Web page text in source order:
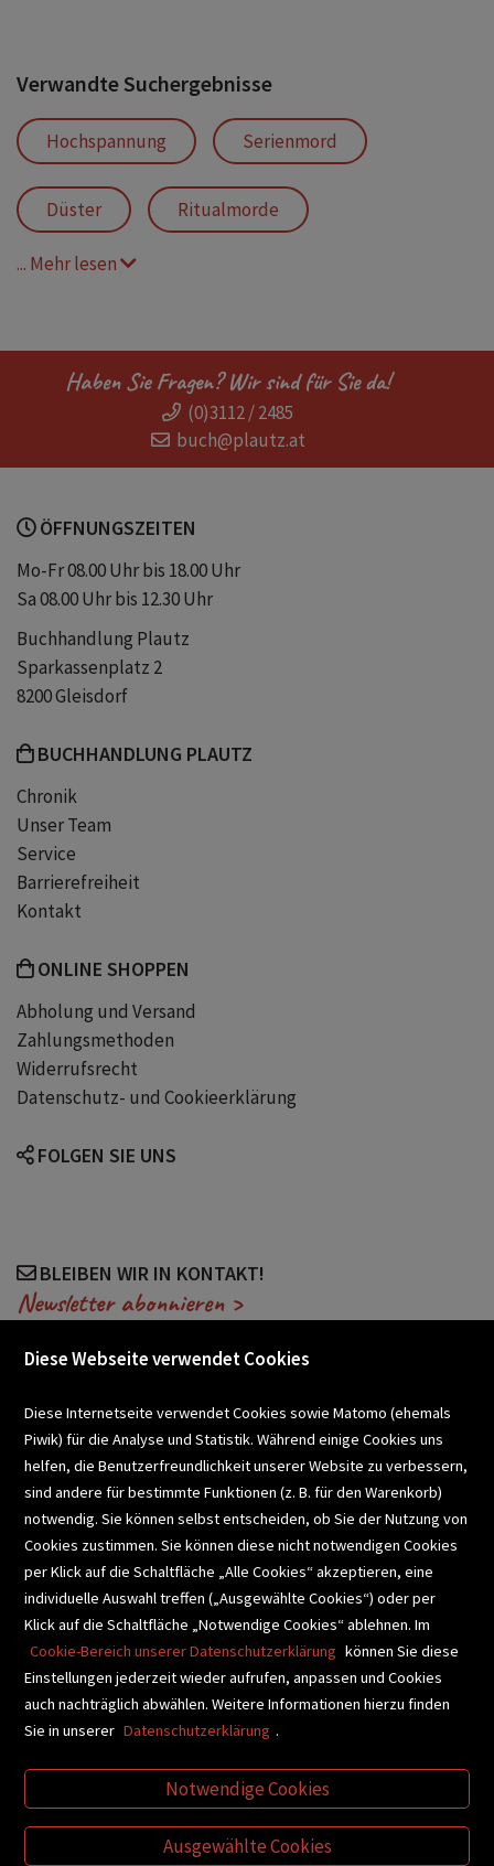
Verwandte Suchergebnisse
Hochspannung Serienmord
Düster Ritualmorde
Dolomiten
Familiengeheimnis Psychopath
alpine Steilwände Nervenkitzel
... Mehr lesen
Haben Sie Fragen? Wir sind für Sie da!
(0)3112 / 2485
buch@plautz.at
ÖFFNUNGSZEITEN
Mo-Fr 08.00 Uhr bis 18.00 Uhr
Sa 08.00 Uhr bis 12.30 Uhr
Buchhandlung Plautz
Sparkassenplatz 2
8200 Gleisdorf
BUCHHANDLUNG PLAUTZ
Chronik
Unser Team
Service
Barrierefreiheit
Kontakt
ONLINE SHOPPEN
Abholung und Versand
Zahlungsmethoden
Widerrufsrecht
Datenschutz- und Cookieerklärung
FOLGEN SIE UNS
BLEIBEN WIR IN KONTAKT!
Newsletter abonnieren >
SCHULBUCHSERVICE
BUCHEMPFEHLUNGEN
BIBLIOTHEKSSERVICE
VIDEO-TIPPS
VERTRAG WIDERRUFEN
Diese Webseite verwendet Cookies
Diese Internetseite verwendet Cookies sowie Matomo (ehemals
Piwik) für die Analyse und Statistik. Während einige Cookies uns
helfen, die Benutzerfreundlichkeit unserer Website zu verbessern,
sind andere für bestimmte Funktionen (z. B. für den Warenkorb)
notwendig. Sie können selbst entscheiden, ob Sie der Nutzung von
Cookies zustimmen. Sie können diese nicht notwendigen Cookies
per Klick auf die Schaltfläche „Alle Cookies“ akzeptieren, eine
individuelle Auswahl treffen („Ausgewählte Cookies“) oder per
Klick auf die Schaltfläche „Notwendige Cookies“ ablehnen. Im
Cookie-Bereich unserer Datenschutzerklärung können Sie diese
Einstellungen jederzeit wieder aufrufen, anpassen und Cookies
auch nachträglich abwählen. Weitere Informationen hierzu finden
Sie in unserer Datenschutzerklärung .
Notwendige Cookies
Ausgewählte Cookies